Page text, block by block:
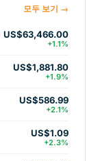
모두 보기 →
US$63,466.00
+1.1%
US$1,881.80
+1.9%
US$586.99
+2.1%
US$1.09
+2.3%